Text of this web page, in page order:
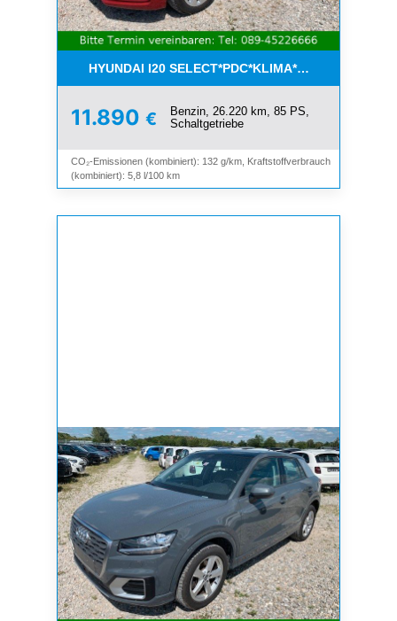
HYUNDAI I20 SELECT*PDC*KLIMA*ESP*8-
11.890 €
Benzin, 26.220 km, 85 PS,
Schaltgetriebe
CO₂-Emissionen (kombiniert): 132 g/km, Kraftstoffverbrauch
(kombiniert): 5,8 l/100 km